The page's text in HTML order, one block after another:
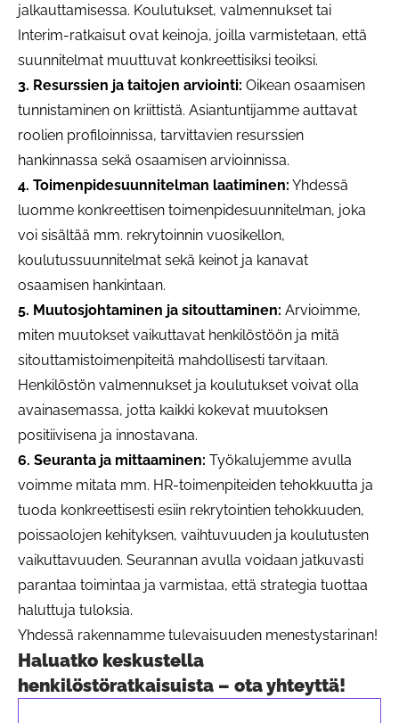
jalkauttamisessa. Koulutukset, valmennukset tai
Interim-ratkaisut ovat keinoja, joilla varmistetaan, että
suunnitelmat muuttuvat konkreettisiksi teoiksi.
3. Resurssien ja taitojen arviointi: Oikean osaamisen
tunnistaminen on kriittistä. Asiantuntijamme auttavat
roolien profiloinnissa, tarvittavien resurssien
hankinnassa sekä osaamisen arvioinnissa.
4. Toimenpidesuunnitelman laatiminen: Yhdessä
luomme konkreettisen toimenpidesuunnitelman, joka
voi sisältää mm. rekrytoinnin vuosikellon,
koulutussuunnitelmat sekä keinot ja kanavat
osaamisen hankintaan.
5. Muutosjohtaminen ja sitouttaminen: Arvioimme,
miten muutokset vaikuttavat henkilöstöön ja mitä
sitouttamistoimenpiteitä mahdollisesti tarvitaan.
Henkilöstön valmennukset ja koulutukset voivat olla
avainasemassa, jotta kaikki kokevat muutoksen
positiivisena ja innostavana.
6. Seuranta ja mittaaminen: Työkalujemme avulla
voimme mitata mm. HR-toimenpiteiden tehokkuutta ja
tuoda konkreettisesti esiin rekrytointien tehokkuuden,
poissaolojen kehityksen, vaihtuvuuden ja koulutusten
vaikuttavuuden. Seurannan avulla voidaan jatkuvasti
parantaa toimintaa ja varmistaa, että strategia tuottaa
haluttuja tuloksia.
Yhdessä rakennamme tulevaisuuden menestystarinan!
Haluatko keskustella
henkilöstöratkaisuista – ota yhteyttä!